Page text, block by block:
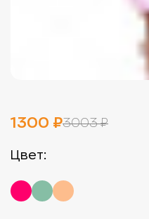
1300 ₽3003 ₽
Цвет: